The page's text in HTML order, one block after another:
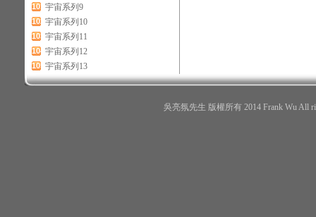
101 宇宙系列9
102 宇宙系列10
103 宇宙系列11
104 宇宙系列12
105 宇宙系列13
吳亮氛先生 版權所有 2014 Frank Wu All